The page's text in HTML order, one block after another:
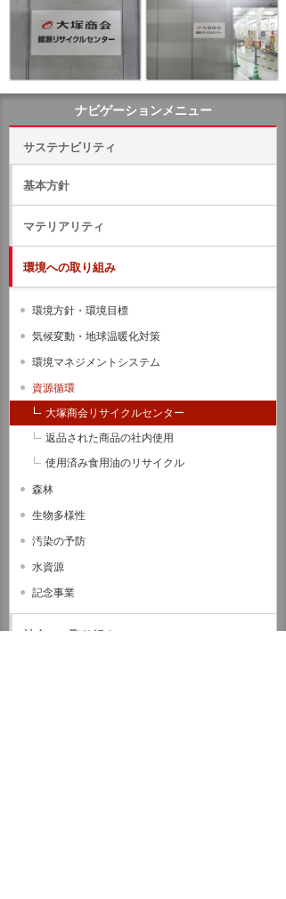
ナビゲーションメニュー
サステナビリティ
基本方針
マテリアリティ
環境への取り組み
環境方針・環境目標
気候変動・地球温暖化対策
環境マネジメントシステム
資源循環
大塚商会リサイクルセンター
返品された商品の社内使用
使用済み食用油のリサイクル
森林
生物多様性
汚染の予防
水資源
記念事業
社会への取り組み